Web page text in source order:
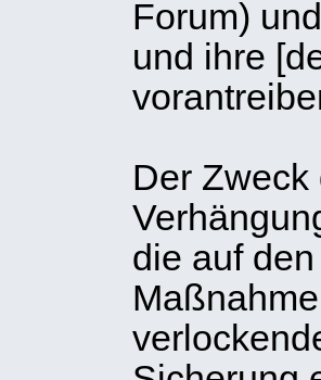
Forum)
und ihre
Der Zweck
die auf